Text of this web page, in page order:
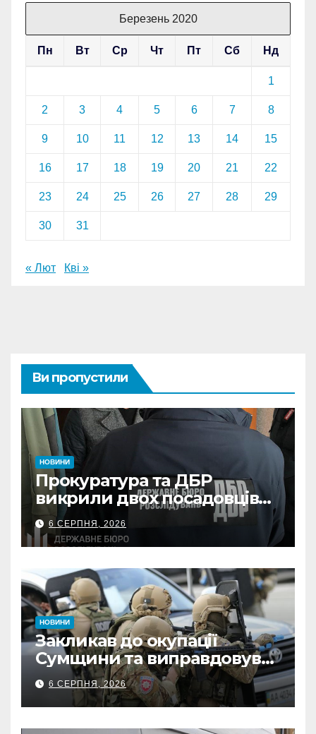
Березень 2020
Пн Вт Ср Чт Пт Сб Нд
1
2 3 4 5 6 7 8
9 10 11 12 13 14 15
16 17 18 19 20 21 22
23 24 25 26 27 28 29
30 31
« Лют Кві »
Ви пропустили
НОВИНИ
Прокуратура та ДБР
викрили двох посадовців
ДПС Сумщини на вимаганні
неправомірної вигоди у
ФОПа
6 СЕРПНЯ, 2026
НОВИНИ
Закликав до окупації
Сумщини та виправдовував
обстріли: СБУ викрила
прокремлівського агітатора
з Охтирки
6 СЕРПНЯ, 2026